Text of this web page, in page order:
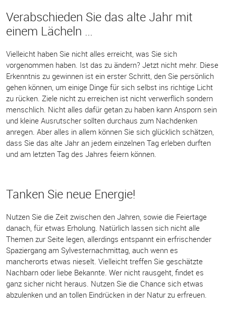
Verabschieden Sie das alte Jahr mit
einem Lächeln …
Vielleicht haben Sie nicht alles erreicht, was Sie sich
vorgenommen haben. Ist das zu ändern? Jetzt nicht mehr. Diese
Erkenntnis zu gewinnen ist ein erster Schritt, den Sie persönlich
gehen können, um einige Dinge für sich selbst ins richtige Licht
zu rücken. Ziele nicht zu erreichen ist nicht verwerflich sondern
menschlich. Nicht alles dafür getan zu haben kann Ansporn sein
und kleine Ausrutscher sollten durchaus zum Nachdenken
anregen. Aber alles in allem können Sie sich glücklich schätzen,
dass Sie das alte Jahr an jedem einzelnen Tag erleben durften
und am letzten Tag des Jahres feiern können.
Tanken Sie neue Energie!
Nutzen Sie die Zeit zwischen den Jahren, sowie die Feiertage
danach, für etwas Erholung. Natürlich lassen sich nicht alle
Themen zur Seite legen, allerdings entspannt ein erfrischender
Spaziergang am Sylvesternachmittag, auch wenn es
mancherorts etwas nieselt. Vielleicht treffen Sie geschätzte
Nachbarn oder liebe Bekannte. Wer nicht rausgeht, findet es
ganz sicher nicht heraus. Nutzen Sie die Chance sich etwas
abzulenken und an tollen Eindrücken in der Natur zu erfreuen.